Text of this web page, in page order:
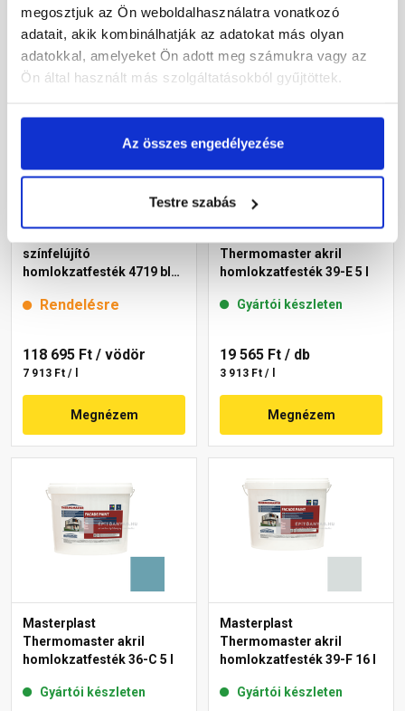
megosztjuk az Ön weboldalhasználatra vonatkozó
adatait, akik kombinálhatják az adatokat más olyan
adatokkal, amelyeket Ön adott meg számukra vagy az
Ön által használt más szolgáltatásokból gyűjtöttek.
Az összes engedélyezése
Testre szabás
Megnézem Megnézem
színfelújító
homlokzatfesték 4719 blue
Rendelésre
118 695 Ft / vödör
7 913 Ft / l
Megnézem
Thermomaster akril
homlokzatfesték 39-E 5 l
Gyártói készleten
19 565 Ft / db
3 913 Ft / l
Megnézem
Masterplast
Thermomaster akril
homlokzatfesték 36-C 5 l
Gyártói készleten
Masterplast
Thermomaster akril
homlokzatfesték 39-F 16 l
Gyártói készleten